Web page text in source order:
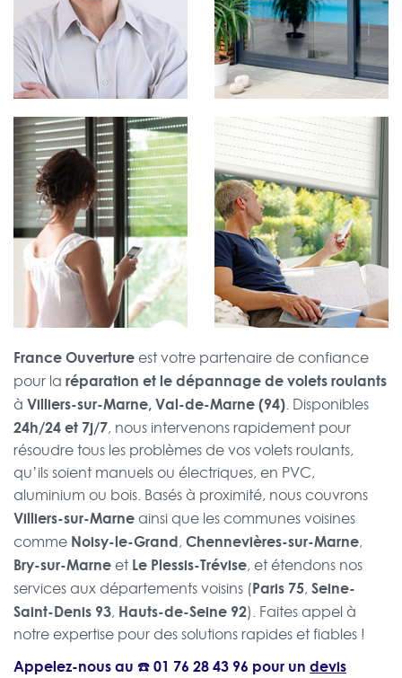
France Ouverture est votre partenaire de confiance
pour la réparation et le dépannage de volets roulants
à Villiers-sur-Marne, Val-de-Marne (94). Disponibles
24h/24 et 7j/7, nous intervenons rapidement pour
résoudre tous les problèmes de vos volets roulants,
qu’ils soient manuels ou électriques, en PVC,
aluminium ou bois. Basés à proximité, nous couvrons
Villiers-sur-Marneainsi que les communes voisines
comme Noisy-le-Grand, Chennevières-sur-Marne,
Bry-sur-Marne et Le Plessis-Trévise, et étendons nos
services aux départements voisins (Paris 75, Seine-
Saint-Denis 93, Hauts-de-Seine 92). Faites appel à
notre expertise pour des solutions rapides et fiables !
Appelez-nous au ☎️01 76 28 43 96 pour un devis